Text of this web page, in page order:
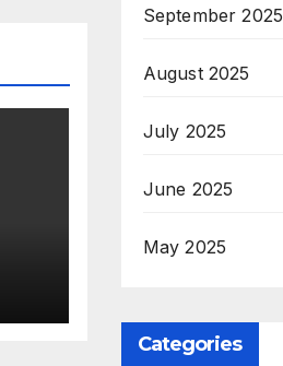
September 2025
August 2025
July 2025
June 2025
May 2025
Categories